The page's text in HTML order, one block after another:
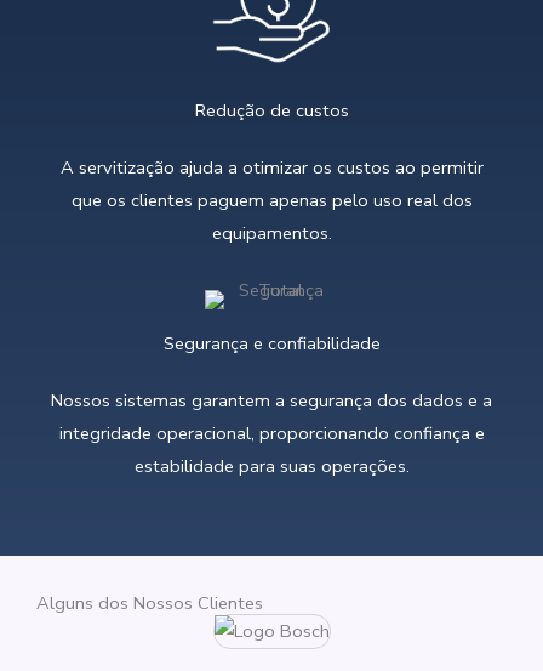
Redução de custos
A servitização ajuda a otimizar os custos ao permitir
que os clientes paguem apenas pelo uso real dos
equipamentos.
Segurança e confiabilidade
Nossos sistemas garantem a segurança dos dados e a
integridade operacional, proporcionando confiança e
estabilidade para suas operações.
Alguns dos Nossos Clientes